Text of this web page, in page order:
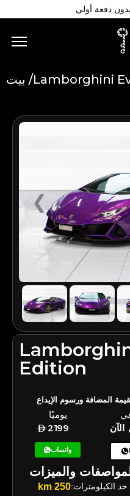
بيت /Lamborghini
❮
Edition
المضافة ورسوم الإيداع
يوميًا
2199
الآن
واتساب
والميزات
حد الكيلومترات:250 km